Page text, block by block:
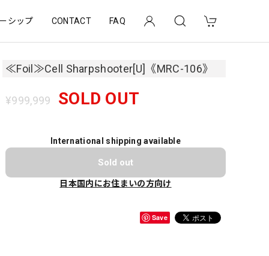
シップ CONTACT FAQ
≪Foil≫Cell Sharpshooter[U]《MRC-106》
¥999,999 SOLD OUT
International shipping available
Sold out
日本国内にお住まいの方向け
Save